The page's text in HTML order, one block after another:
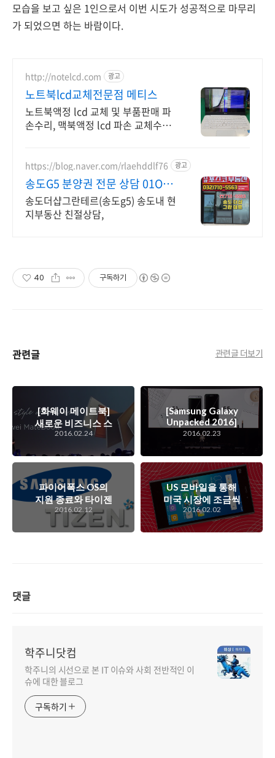
모습을 보고 싶은 1인으로서 이번 시도가 성공적으로 마무리
가 되었으면 하는 바람이다.
http://notelcd.com 광고
노트북lcd교체전문점 메티스
노트북액정 lcd 교체 및 부품판매 파
손수리, 맥북액정 lcd 파손 교체수리
https://blog.naver.com/rlaehddlf76 광고
송도G5 분양권 전문 상담 01O
4O31 9354
송도더샵그란테르(송도g5) 송도내 현
지부동산 친절상담,
40 구독하기
관련글 관련글 더보기
[화웨이 메이트북]
새로운 비즈니스 스
타일을 창조하기 위
한 화웨이의 윈도 태
블릿, 메이트북 발표
회 스케치
2016.02.24
[Samsung Galaxy
Unpacked 2016]
커진 화면, 향상된
성능.. 가능성을 재
정의하기 시작한 삼
성 갤럭시 S7, S7 엣
지 발표회
2016.02.23
파이어폭스 OS의
지원 종료와 타이젠
의 약진, 과연 모바
일 OS 시장에 어떤
영향을 줄까?
2016.02.12
US 모바일을 통해
미국 시장에 조금씩
발을 담그고 있는 샤
오미의 작지만 의미
있는 움직임
2016.02.02
댓글
학주니닷컴
학주니의 시선으로 본 IT 이슈와 사회 전반적인 이
슈에 대한 블로그
구독하기